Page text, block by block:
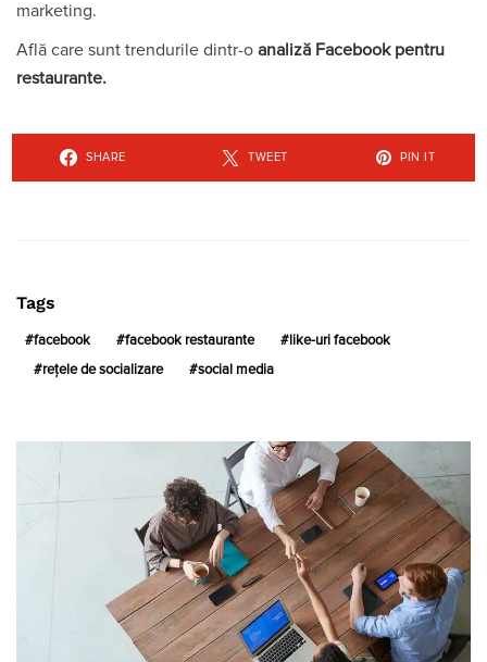
marketing.
Află care sunt trendurile dintr-o analiză Facebook pentru
restaurante.
SHARE TWEET PIN IT
Tags
facebook facebook restaurante like-uri facebook
rețele de socializare social media